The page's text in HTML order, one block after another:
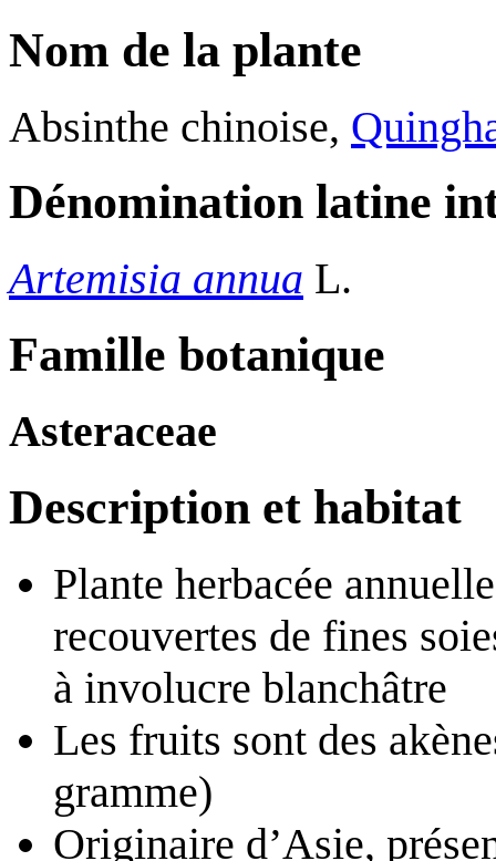
Nom de la plante
Absinthe chinoise,
Dénomination latine
Artemisia annua L.
Famille botanique
Asteraceae
Description et habitat
Plante herbacée
recouvertes de fines
à involucre blanchâtre
Les fruits sont des
gramme)
Originaire d’Asie,